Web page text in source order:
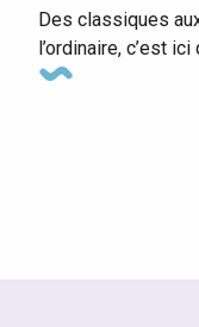
Des classiques
l’ordinaire, c’est